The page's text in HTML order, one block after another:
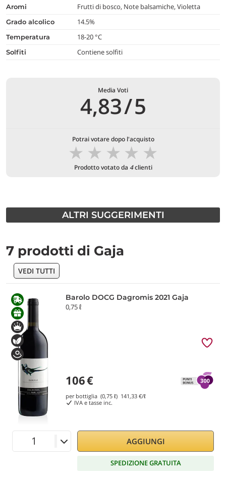
aromi Frutti di bosco, Note balsamiche, Violetta
grado alcolico 14.5%
temperatura 18-20 °C
Solfiti Contiene solfiti
Media Voti
4,83/5
Potrai votare dopo l'acquisto
★
★
★
★
★
Prodotto votato da 4clienti
ALTRI SUGGERIMENTI
7 prodotti di Gaja
VEDI TUTTI
Barolo DOCG Dagromis 2021 Gaja
0,75 ℓ
106€
per bottiglia (0,75 ℓ) 141,33 €/ℓ
IVA e tasse inc.
AGGIUNGI
SPEDIZIONE GRATUITA